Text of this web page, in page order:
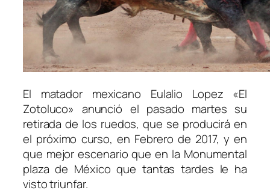
El matador mexicano Eulalio Lopez «El
Zotoluco» anunció el pasado martes su
retirada de los ruedos, que se producirá en
el próximo curso, en Febrero de 2017, y en
que mejor escenario que en la Monumental
plaza de México que tantas tardes le ha
visto triunfar.